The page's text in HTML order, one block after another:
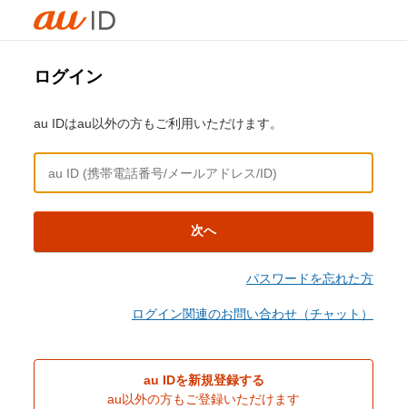
ログイン
au IDはau以外の方もご利用いただけます。
次へ
パスワードを忘れた方
ログイン関連のお問い合わせ（チャット）
au IDを新規登録する
au以外の方もご登録いただけます